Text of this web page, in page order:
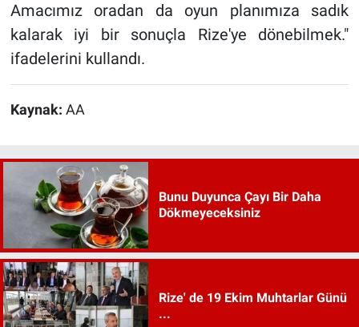
Amacımız oradan da oyun planımıza sadık
kalarak iyi bir sonuçla Rize'ye dönebilmek."
ifadelerini kullandı.
Kaynak: AA
Bunu Duyunca Çayı Bir Daha
Dökmeyeceksiniz
Rize' de 19 Ekim Muhtarlar Günü
...